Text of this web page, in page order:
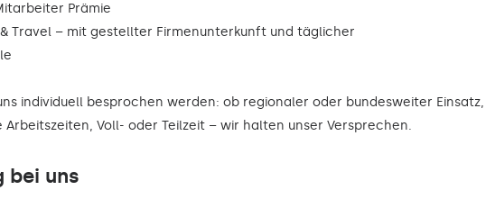
Prämie
Travel – mit gestellter Firmenunterkunft und täglicher
individuell besprochen werden: ob regionaler oder bundesweiter Einsatz,
Voll- oder Teilzeit – wir halten unser Versprechen.
bei uns